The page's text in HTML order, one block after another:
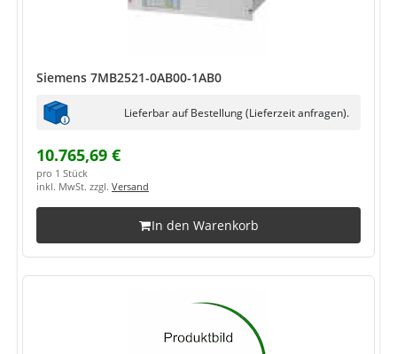
Siemens 7MB2521-0AB00-1AB0
Lieferbar auf Bestellung (Lieferzeit anfragen).
10.765,69 €
pro 1 Stück
inkl. MwSt. zzgl. Versand
In den Warenkorb